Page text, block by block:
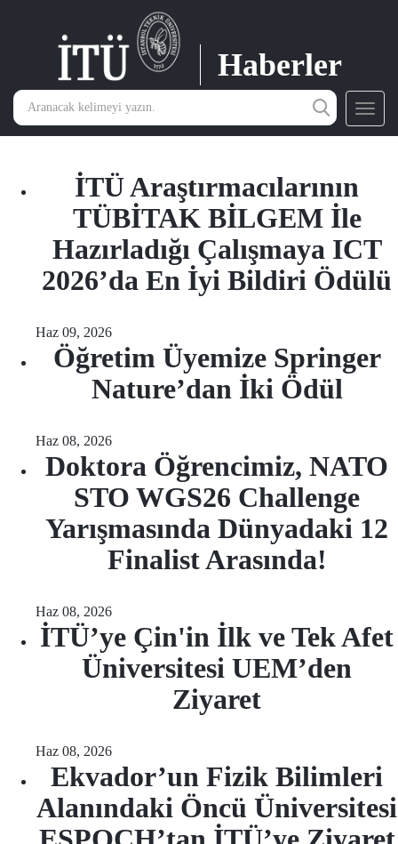
Haberler
İTÜ Araştırmacılarının
TÜBİTAK BİLGEM İle
Hazırladığı Çalışmaya ICT
2026’da En İyi Bildiri Ödülü
Haz 09, 2026
Öğretim Üyemize Springer
Nature’dan İki Ödül
Haz 08, 2026
Doktora Öğrencimiz, NATO
STO WGS26 Challenge
Yarışmasında Dünyadaki 12
Finalist Arasında!
Haz 08, 2026
İTÜ’ye Çin'in İlk ve Tek Afet
Üniversitesi UEM’den
Ziyaret
Haz 08, 2026
Ekvador’un Fizik Bilimleri
Alanındaki Öncü Üniversitesi